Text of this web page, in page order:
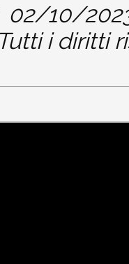
02/10/
i diritti